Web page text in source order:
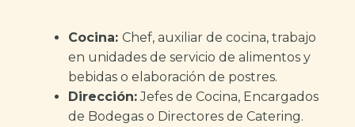
Cocina: Chef, auxiliar de cocina, trabajo
en unidades de servicio de alimentos y
bebidas o elaboración de postres.
Dirección:Jefes de Cocina, Encargados
de Bodegas o Directores de Catering.